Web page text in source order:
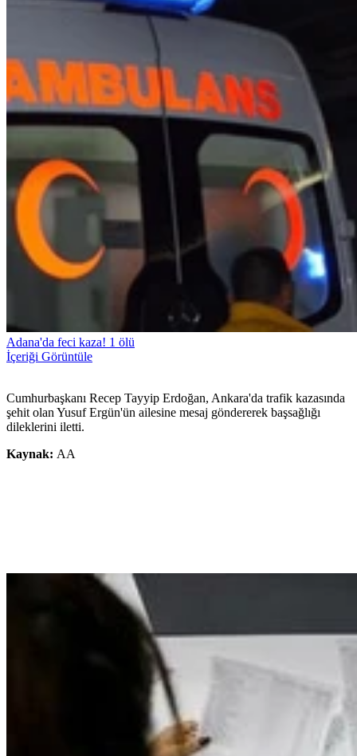
Adana'da feci kaza! 1 ölü
İçeriği Görüntüle
Cumhurbaşkanı Recep Tayyip Erdoğan, Ankara'da trafik kazasında
şehit olan Yusuf Ergün'ün ailesine mesaj göndererek başsağlığı
dileklerini iletti.
Kaynak: AA